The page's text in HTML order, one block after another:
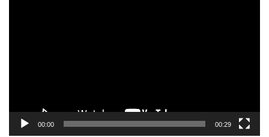
00:00 00:29